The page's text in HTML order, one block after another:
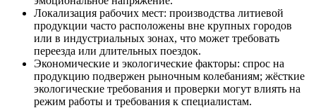
Локализация рабочих мест: производства литиевой
продукции часто расположены вне крупных городов
или в индустриальных зонах, что может требовать
переезда или длительных поездок.
Экономические и экологические факторы: спрос на
продукцию подвержен рыночным колебаниям; жёсткие
экологические требования и проверки могут влиять на
режим работы и требования к специалистам.